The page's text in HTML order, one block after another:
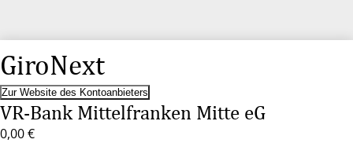
GiroNext
Zur Website des Kontoanbieters
VR-Bank Mittelfranken Mitte eG
0,00 €